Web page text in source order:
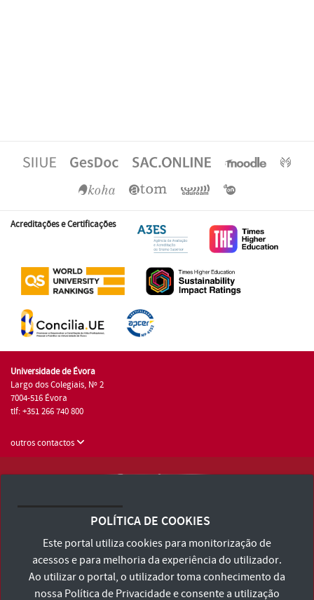
Acreditações e Certificações
Universidade de Évora
Largo dos Colegiais, Nº 2
7004-516 Évora
tlf: +351 266 740 800
outros contactos
Consulte os Termos e Condições e Política de Privacidade
Declaração de Acessibilidade
POLÍTICA DE COOKIES
Este portal utiliza cookies para monitorização de
acessos e para melhoria da experiência do utilizador.
Ao utilizar o portal, o utilizador toma conhecimento da
nossa Política de Privacidadee consente a utilização